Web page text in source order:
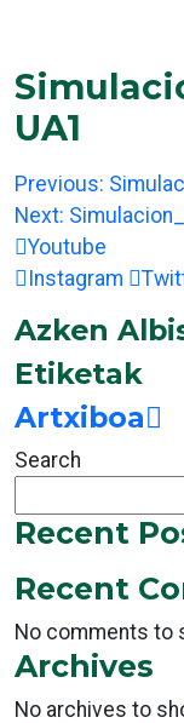
content
UA1
Post
Previous:
Next:
Youtube
Instagram
Azken
Etiketak
Artxiboa
Search
Recent
Recent
No comments to
Archives
No archives to